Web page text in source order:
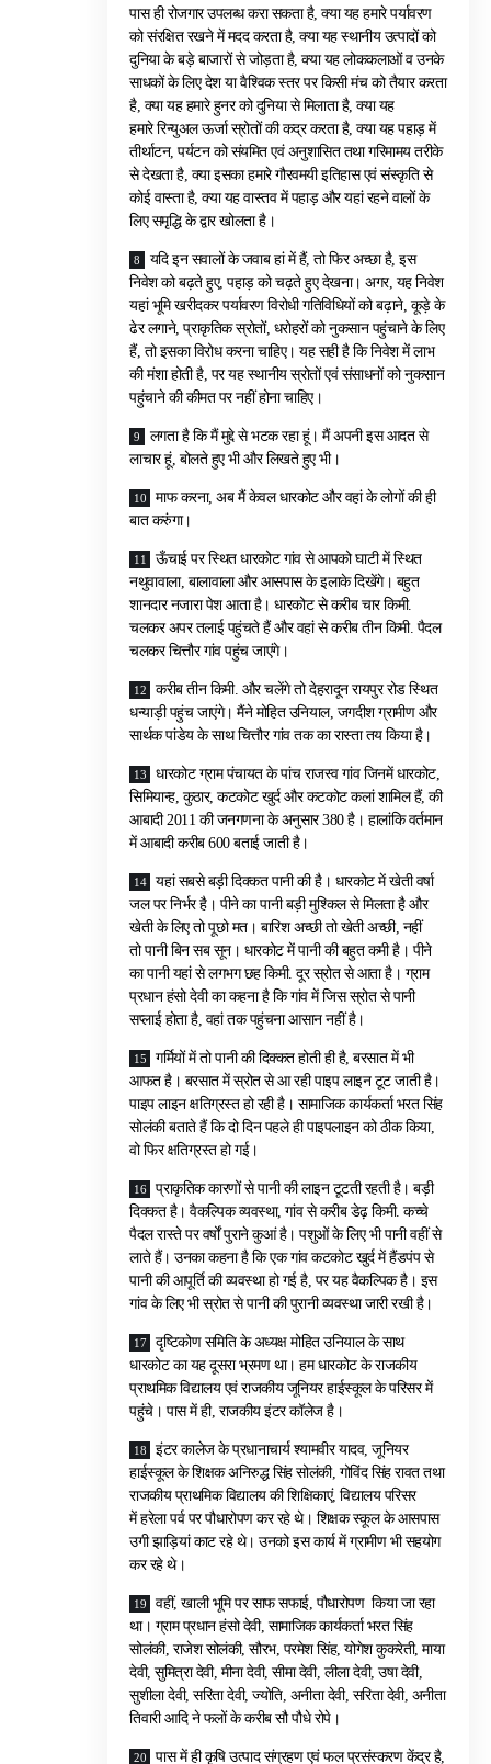
पास ही रोजगार उपलब्ध करा सकता है, क्या यह हमारे पर्यावरण
को संरक्षित रखने में मदद करता है, क्या यह स्थानीय उत्पादों को
दुनिया के बड़े बाजारों से जोड़ता है, क्या यह लोककलाओं व उनके
साधकों के लिए देश या वैश्विक स्तर पर किसी मंच को तैयार करता
है, क्या यह हमारे हुनर को दुनिया से मिलाता है, क्या यह
हमारे रिन्युअल ऊर्जा स्रोतों की कद्र करता है, क्या यह पहाड़ में
तीर्थाटन, पर्यटन को संयमित एवं अनुशासित तथा गरिमामय तरीके
से देखता है, क्या इसका हमारे गौरवमयी इतिहास एवं संस्कृति से
कोई वास्ता है, क्या यह वास्तव में पहाड़ और यहां रहने वालों के
लिए समृद्धि के द्वार खोलता है।
यदि इन सवालों के जवाब हां में हैं, तो फिर अच्छा है, इस
निवेश को बढ़ते हुए, पहाड़ को चढ़ते हुए देखना। अगर, यह निवेश
यहां भूमि खरीदकर पर्यावरण विरोधी गतिविधियों को बढ़ाने, कूड़े के
ढेर लगाने, प्राकृतिक स्रोतों, धरोहरों को नुकसान पहुंचाने के लिए
हैं, तो इसका विरोध करना चाहिए। यह सही है कि निवेश में लाभ
की मंशा होती है, पर यह स्थानीय स्रोतों एवं संसाधनों को नुकसान
पहुंचाने की कीमत पर नहीं होना चाहिए।
लगता है कि मैं मुद्दे से भटक रहा हूं। मैं अपनी इस आदत से
लाचार हूं, बोलते हुए भी और लिखते हुए भी।
माफ करना, अब मैं केवल धारकोट और वहां के लोगों की ही
बात करुंगा।
ऊँचाई पर स्थित धारकोट गांव से आपको घाटी में स्थित
नथुवावाला, बालावाला और आसपास के इलाके दिखेंगे। बहुत
शानदार नजारा पेश आता है। धारकोट से करीब चार किमी.
चलकर अपर तलाई पहुंचते हैं और वहां से करीब तीन किमी. पैदल
चलकर चित्तौर गांव पहुंच जाएंगे।
करीब तीन किमी. और चलेंगे तो देहरादून रायपुर रोड स्थित
धन्याड़ी पहुंच जाएंगे। मैंने मोहित उनियाल, जगदीश ग्रामीण और
सार्थक पांडेय के साथ चित्तौर गांव तक का रास्ता तय किया है।
धारकोट ग्राम पंचायत के पांच राजस्व गांव जिनमें धारकोट,
सिमियान्ह, कुठार, कटकोट खुर्द और कटकोट कलां शामिल हैं, की
आबादी 2011 की जनगणना के अनुसार 380 है। हालांकि वर्तमान
में आबादी करीब 600 बताई जाती है।
यहां सबसे बड़ी दिक्कत पानी की है। धारकोट में खेती वर्षा
जल पर निर्भर है। पीने का पानी बड़ी मुश्किल से मिलता है और
खेती के लिए तो पूछो मत। बारिश अच्छी तो खेती अच्छी, नहीं
तो पानी बिन सब सून। धारकोट में पानी की बहुत कमी है। पीने
का पानी यहां से लगभग छह किमी. दूर स्रोत से आता है। ग्राम
प्रधान हंसो देवी का कहना है कि गांव में जिस स्रोत से पानी
सप्लाई होता है, वहां तक पहुंचना आसान नहीं है।
गर्मियों में तो पानी की दिक्कत होती ही है, बरसात में भी
आफत है। बरसात में स्रोत से आ रही पाइप लाइन टूट जाती है।
पाइप लाइन क्षतिग्रस्त हो रही है। सामाजिक कार्यकर्ता भरत सिंह
सोलंकी बताते हैं कि दो दिन पहले ही पाइपलाइन को ठीक किया,
वो फिर क्षतिग्रस्त हो गई।
प्राकृतिक कारणों से पानी की लाइन टूटती रहती है। बड़ी
दिक्कत है। वैकल्पिक व्यवस्था, गांव से करीब डेढ़ किमी. कच्चे
पैदल रास्ते पर वर्षों पुराने कुआं है। पशुओं के लिए भी पानी वहीं से
लाते हैं। उनका कहना है कि एक गांव कटकोट खुर्द में हैंडपंप से
पानी की आपूर्ति की व्यवस्था हो गई है, पर यह वैकल्पिक है। इस
गांव के लिए भी स्रोत से पानी की पुरानी व्यवस्था जारी रखी है।
दृष्टिकोण समिति के अध्यक्ष मोहित उनियाल के साथ
धारकोट का यह दूसरा भ्रमण था। हम धारकोट के राजकीय
प्राथमिक विद्यालय एवं राजकीय जूनियर हाईस्कूल के परिसर में
पहुंचे। पास में ही, राजकीय इंटर कॉलेज है।
इंटर कालेज के प्रधानाचार्य श्यामवीर यादव, जूनियर
हाईस्कूल के शिक्षक अनिरुद्ध सिंह सोलंकी, गोविंद सिंह रावत तथा
राजकीय प्राथमिक विद्यालय की शिक्षिकाएं, विद्यालय परिसर
में हरेला पर्व पर पौधारोपण कर रहे थे। शिक्षक स्कूल के आसपास
उगी झाड़ियां काट रहे थे। उनको इस कार्य में ग्रामीण भी सहयोग
कर रहे थे।
वहीं, खाली भूमि पर साफ सफाई, पौधारोपण किया जा रहा
था। ग्राम प्रधान हंसो देवी, सामाजिक कार्यकर्ता भरत सिंह
सोलंकी, राजेश सोलंकी, सौरभ, परमेश सिंह, योगेश कुकरेती, माया
देवी, सुमित्रा देवी, मीना देवी, सीमा देवी, लीला देवी, उषा देवी,
सुशीला देवी, सरिता देवी, ज्योति, अनीता देवी, सरिता देवी, अनीता
तिवारी आदि ने फलों के करीब सौ पौधे रोपे।
पास में ही कृषि उत्पाद संग्रहण एवं फल प्रसंस्करण केंद्र है,